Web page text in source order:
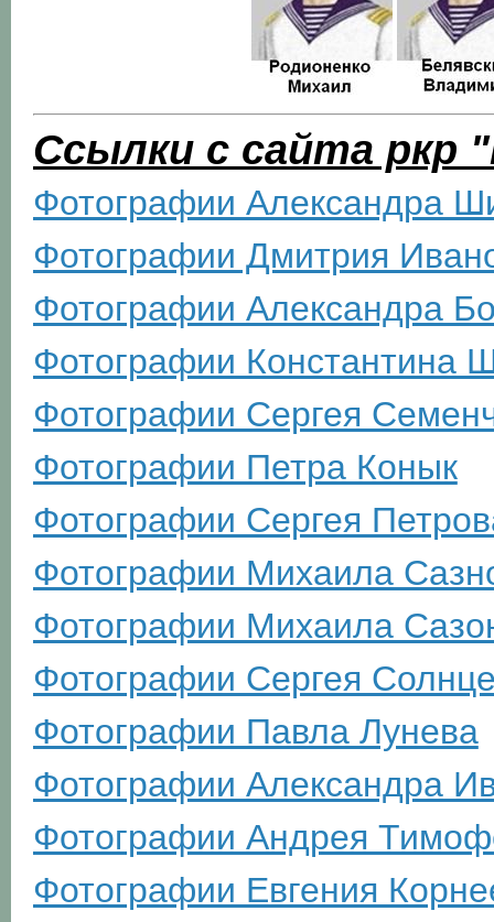
Ссылки с сайта ркр
Фотографии Александра
Фотографии Дмитрия
Фотографии Александра
Фотографии Константина
Фотографии Сергея
Фотографии Петра Конык
Фотографии Сергея
Фотографии Михаила
Фотографии Михаила
Фотографии Сергея
Фотографии Павла Лунева
Фотографии Александра
Фотографии Андрея
Фотографии Евгения